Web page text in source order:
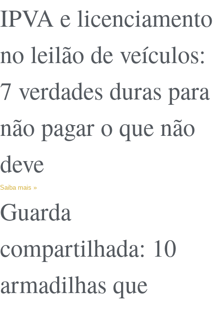
IPVA e licenciamento
no leilão de veículos:
7 verdades duras para
não pagar o que não
deve
Saiba mais »
Guarda
compartilhada: 10
armadilhas que